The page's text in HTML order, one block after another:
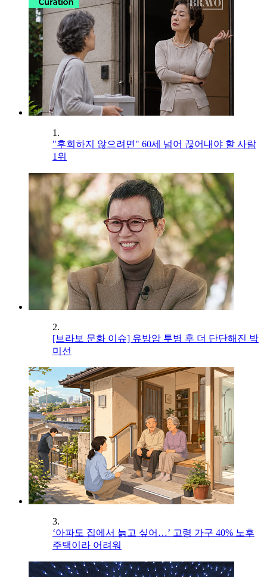
1.
"후회하지 않으려면" 60세 넘어 끊어내야 할 사람
1위
2.
[브라보 문화 이슈] 유방암 투병 후 더 단단해진 박
미선
3.
‘아파도 집에서 늙고 싶어…’ 고령 가구 40% 노후
주택이라 어려워